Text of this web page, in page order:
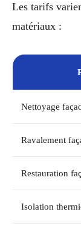
Les tarifs
matériaux :
Nettoyage
Ravalement
Restauration
Isolation